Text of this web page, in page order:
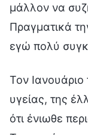
μάλλον να
Πραγματικά
εγώ πολύ
Τον
υγείας, της
ότι ένιωθε